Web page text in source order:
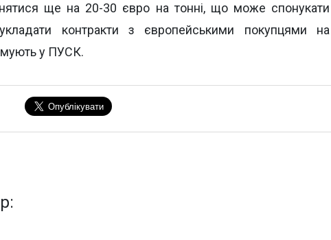
ще на 20-30 євро на тонні, що може спонукати
укладати контракти з європейськими покупцями на
у ПУСК.